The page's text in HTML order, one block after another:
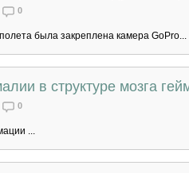
0
была закреплена камера GoPro...
в структуре мозга
0
...